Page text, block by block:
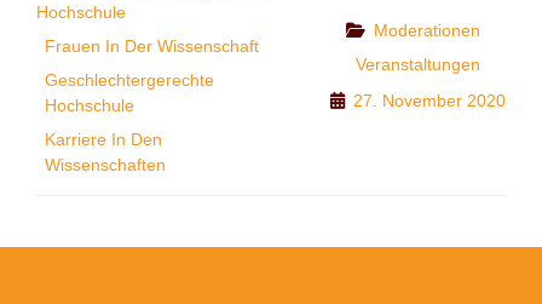
SPITZENPOSITIONEN
Hochschule
Frauen In Der Wissenschaft
Geschlechtergerechte
Hochschule
Karriere In Den
Wissenschaften
Categories
Moderationen
Veranstaltungen
27. November 2020